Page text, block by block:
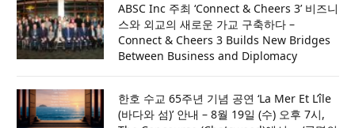
ABSC Inc 주최 ‘Connect & Cheers 3’ 비즈니
스와 외교의 새로운 가교 구축하다 –
Connect & Cheers 3 Builds New Bridges
Between Business and Diplomacy
한호 수교 65주년 기념 공연 ‘La Mer Et L’île
(바다와 섬)’ 안내 – 8월 19일 (수) 오후 7시,